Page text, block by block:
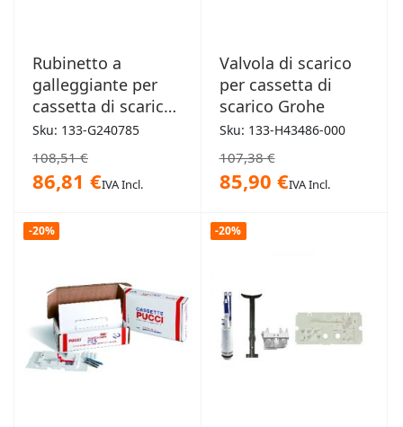
Rubinetto a
galleggiante per
cassetta di scarico
ad incasso Geberit
Sku: 133-G240785
108,51 €
86,81 €IVA Incl.
Valvola di scarico
per cassetta di
scarico Grohe
Sku: 133-H43486-000
107,38 €
85,90 €IVA Incl.
-20% -20%